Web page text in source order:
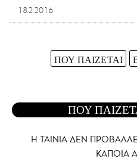
18.2.2016
ΠΟΥ ΠΑΙΖΕΤΑΙ
ΠΟΥ
Η ΤΑΙΝΙΑ ΔΕΝ
ΚΑΠΟΙΑ